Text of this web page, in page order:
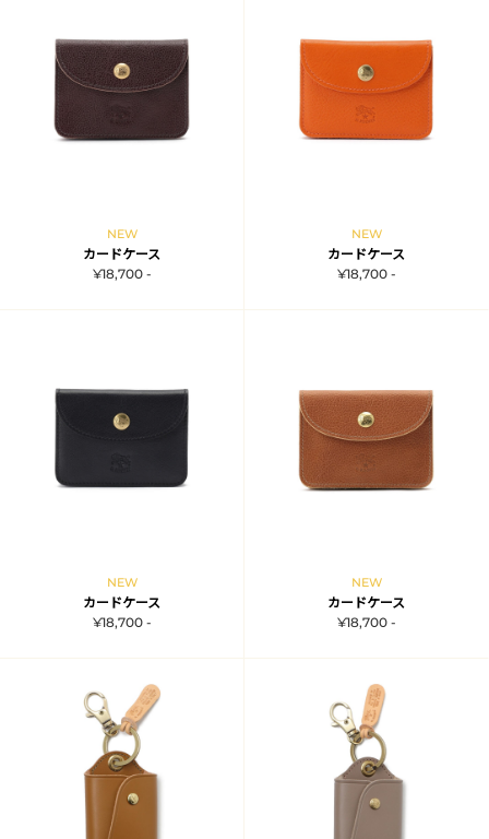
NEW
カードケース
¥18,700 -
NEW
カードケース
¥18,700 -
NEW
カードケース
¥18,700 -
NEW
カードケース
¥18,700 -